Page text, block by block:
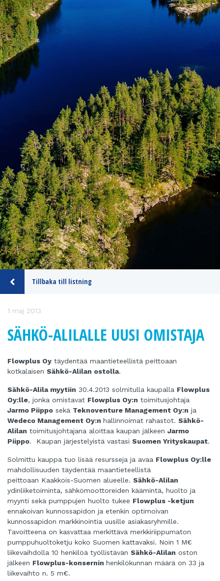
Tillbaka till listning
1 maj 2013
SÄHKÖ-ALILALLE UUSI OMISTAJA
Flowplus Oy täydentää maantieteellistä peittoaan
kotkalaisen Sähkö-Alilan ostolla.
Sähkö-Alila myytiin 30.4.2013 solmitulla kaupalla Flowplus
Oy:lle, jonka omistavat Flowplus Oy:n toimitusjohtaja
Jarmo Piippo sekä Teknoventure Management Oy:n ja
Wedeco Management Oy:n hallinnoimat rahastot. Sähkö-
Alilan toimitusjohtajana aloittaa kaupan jälkeen Jarmo
Piippo. Kaupan järjestelyistä vastasi Suomen Yrityskaupat.
Solmittu kauppa tuo lisää resursseja ja avaa Flowplus Oy:lle
mahdollisuuden täydentää maantieteellistä
peittoaan Kaakkois-Suomen alueelle. Sähkö-Alilan
ydinliiketoiminta, sähkömoottoreiden käämintä, huolto ja
myynti sekä pumppujen huolto tukee Flowplus -ketjun
ennakoivan kunnossapidon ja etenkin optimoivan
kunnossapidon markkinointia uusille asiakasryhmille.
Tavoitteena on kasvattaa merkittävä merkkiriippumaton
pumppuhuoltoketju koko Suomen kattavaksi. Noin 1 M€
liikevaihdolla 10 henkilöä työllistävän Sähkö-Alilan oston
jälkeen Flowplus-konsernin henkilökunnan määrä on 33 ja
liikevaihto n. 5 m€.